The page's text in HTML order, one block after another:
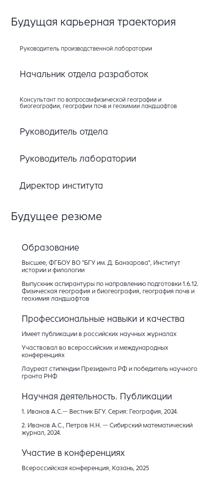
Будущая карьерная траектория
Руководитель производственной лаборатории
Начальник отдела разработок
Консультант по вопросамфизической географии и
биогеографии, географии почв и геохимии ландшафтов
Руководитель отдела
Руководитель лаборатории
Директор института
Будущее резюме
Образование
Высшее, ФГБОУ ВО "БГУ им. Д. Банзарова", Институт
истории и филологии
Выпускник аспирантуры по направлению подготовки 1.6.12.
Физическая география и биогеография, география почв и
геохимия ландшафтов
Профессиональные навыки и качества
Имеет публикации в российских научных журналах
Участвовал во всероссийских и международных
конференциях
Лауреат стипендии Президента РФ и победитель научного
гранта РНФ
Научная деятельность. Публикации
1. Иванов А.С.— Вестник БГУ. Серия: География, 2024.
2. Иванов А.С., Петров Н.Н. — Сибирский математический
журнал, 2024.
Участие в конференциях
Всероссийская конференция, Казань, 2025